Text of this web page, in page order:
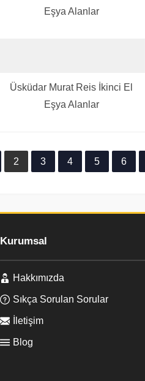
Eşya Alanlar
Üsküdar Murat Reis İkinci El
Eşya Alanlar
2 3 4 5 6
Kurumsal
Hakkımızda
Sıkça Sorulan Sorular
İletişim
Blog